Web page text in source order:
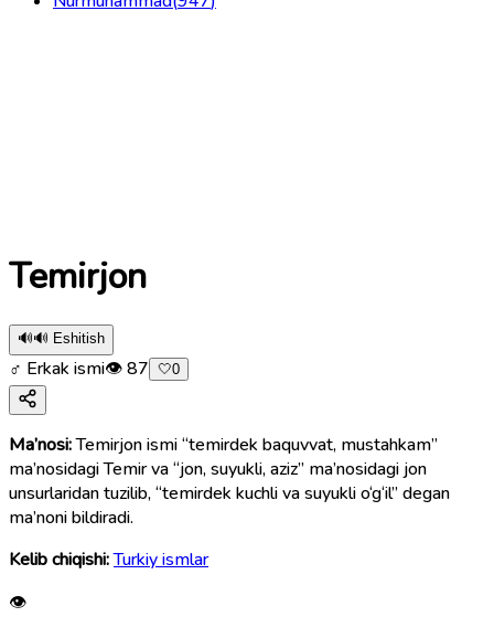
Temirjon
🔊🔊 Eshitish
♂ Erkak ismi👁87 🤍0
Ma’nosi:Temirjon ismi “temirdek baquvvat, mustahkam”
ma’nosidagi Temir va “jon, suyukli, aziz” ma’nosidagi jon
unsurlaridan tuzilib, “temirdek kuchli va suyukli o‘g‘il” degan
ma’noni bildiradi.
Kelib chiqishi:Turkiy ismlar
👁